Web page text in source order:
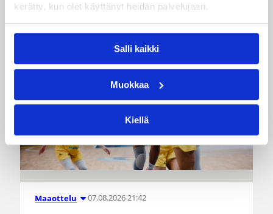
kerätty, kun olet käyttänyt heidän palvelujaan.
Salli kaikki
Muokkaa
Kiellä
Maaottelu 07.08.2026 21:42